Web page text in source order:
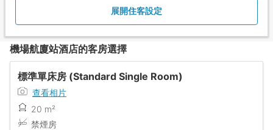
展開住客設定
機場航廈站酒店的客房選擇
標準單床房 (Standard Single Room)
查看相片
20 m²
禁煙房